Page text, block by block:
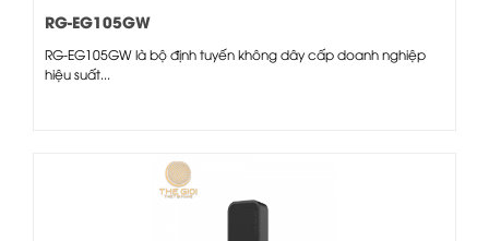
RG-EG105GW
RG-EG105GW là bộ định tuyến không dây cấp doanh nghiệp
hiệu suất...